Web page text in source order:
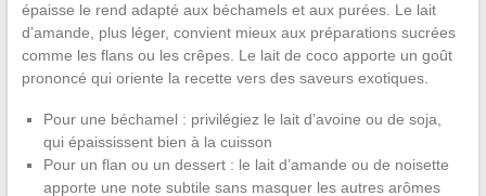
épaisse le rend adapté aux béchamels et aux purées. Le lait
d’amande, plus léger, convient mieux aux préparations sucrées
comme les flans ou les crêpes. Le lait de coco apporte un goût
prononcé qui oriente la recette vers des saveurs exotiques.
Pour une béchamel : privilégiez le lait d’avoine ou de soja,
qui épaississent bien à la cuisson
Pour un flan ou un dessert : le lait d’amande ou de noisette
apporte une note subtile sans masquer les autres arômes